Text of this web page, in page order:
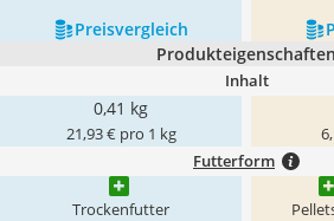
Preis­vergleich
Produkteigenschaften
Inhalt
0,41 kg
21,93 € pro 1 kg
Futterform
Trockenfutter